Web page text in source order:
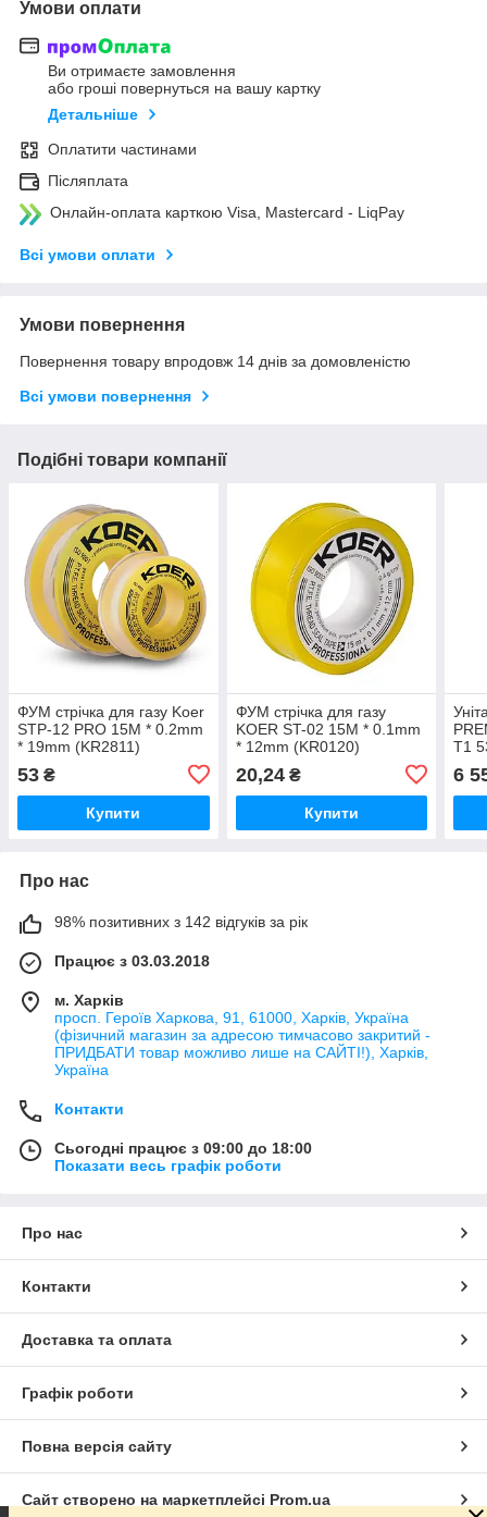
Умови оплати
Ви отримаєте замовлення
або гроші повернуться на вашу картку
Детальніше
Оплатити частинами
Післяплата
Онлайн-оплата карткою Visa, Mastercard - LiqPay
Всі умови оплати
Умови повернення
Повернення товару впродовж 14 днів за домовленістю
Всі умови повернення
Подібні товари компанії
ФУМ стрічка для газу Koer
STP-12 PRO 15M * 0.2mm
* 19mm (KR2811)
53 ₴
Купити
ФУМ стрічка для газу
KOER ST-02 15M * 0.1mm
* 12mm (KR0120)
20,24₴
Купити
T1
1.0
6
Про нас
98% позитивних з 142 відгуків за рік
Працює з 03.03.2018
м. Харків
просп. Героїв Харкова, 91, 61000, Харків, Україна
(фізичний магазин за адресою тимчасово закритий -
ПРИДБАТИ товар можливо лише на САЙТІ!), Харків,
Україна
Контакти
Сьогодні працює з 09:00 до 18:00
Показати весь графік роботи
Про нас
Контакти
Доставка та оплата
Графік роботи
Повна версія сайту
Сайт створено на маркетплейсі Prom.ua